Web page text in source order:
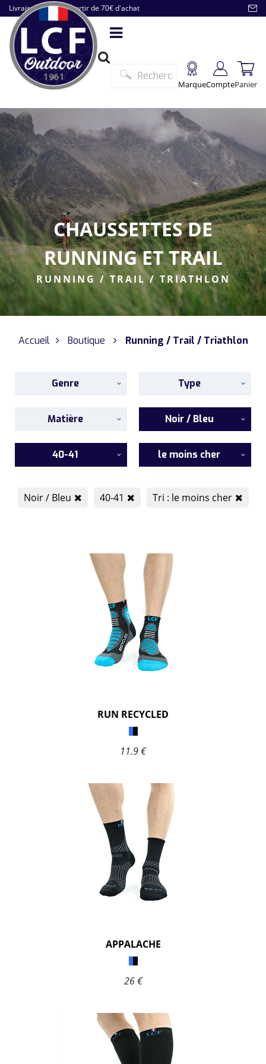
Livraison offerte à partir de 70€ d'achat
MarqueComptePanier
CHAUSSETTES DE
RUNNING ET TRAIL
RUNNING / TRAIL / TRIATHLON
Accueil Boutique Running / Trail / Triathlon
Genre Type
Matière Noir / Bleu
40-41 le moins cher
Noir / Bleu 40-41 Tri : le moins cher
RUN RECYCLED
11.9 €
APPALACHE
26 €